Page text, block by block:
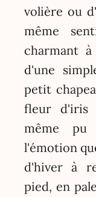
volière ou
même
charmant
d'une
petit
fleur d'iris
même pu
l'émotion
d'hiver à
pied, en